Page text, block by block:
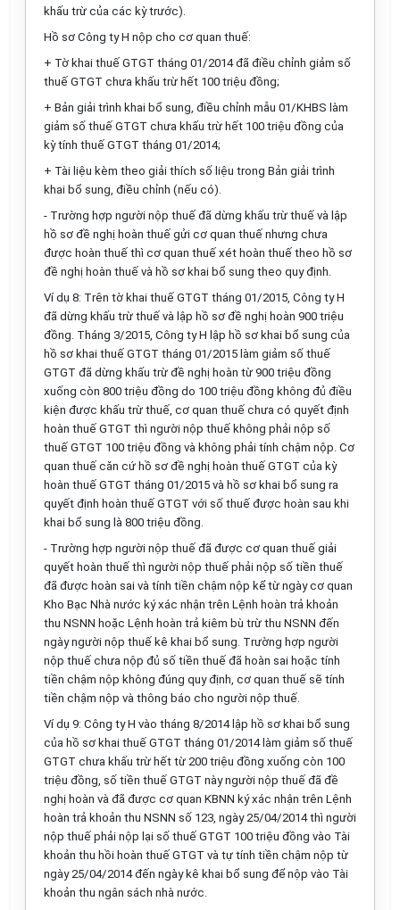
khấu trừ của các kỳ trước).
Hồ sơ Công ty H nộp cho cơ quan thuế:
+ Tờ khai thuế GTGT tháng 01/2014 đã điều chỉnh giảm số
thuế GTGT chưa khấu trừ hết 100 triệu đồng;
+ Bản giải trình khai bổ sung, điều chỉnh mẫu 01/KHBS làm
giảm số thuế GTGT chưa khấu trừ hết 100 triệu đồng của
kỳ tính thuế GTGT tháng 01/2014;
+ Tài liệu kèm theo giải thích số liệu trong Bản giải trình
khai bổ sung, điều chỉnh (nếu có).
- Trường hợp người nộp thuế đã dừng khấu trừ thuế và lập
hồ sơ đề nghị hoàn thuế gửi cơ quan thuế nhưng chưa
được hoàn thuế thì cơ quan thuế xét hoàn thuế theo hồ sơ
đề nghị hoàn thuế và hồ sơ khai bổ sung theo quy định.
Ví dụ 8: Trên tờ khai thuế GTGT tháng 01/2015, Công ty H
đã dừng khấu trừ thuế và lập hồ sơ đề nghị hoàn 900 triệu
đồng. Tháng 3/2015, Công ty H lập hồ sơ khai bổ sung của
hồ sơ khai thuế GTGT tháng 01/2015 làm giảm số thuế
GTGT đã dừng khấu trừ đề nghị hoàn từ 900 triệu đồng
xuống còn 800 triệu đồng do 100 triệu đồng không đủ điều
kiện được khấu trừ thuế, cơ quan thuế chưa có quyết định
hoàn thuế GTGT thì người nộp thuế không phải nộp số
thuế GTGT 100 triệu đồng và không phải tính chậm nộp. Cơ
quan thuế căn cứ hồ sơ đề nghị hoàn thuế GTGT của kỳ
hoàn thuế GTGT tháng 01/2015 và hồ sơ khai bổ sung ra
quyết định hoàn thuế GTGT với số thuế được hoàn sau khi
khai bổ sung là 800 triệu đồng.
- Trường hợp người nộp thuế đã được cơ quan thuế giải
quyết hoàn thuế thì người nộp thuế phải nộp số tiền thuế
đã được hoàn sai và tính tiền chậm nộp kể từ ngày cơ quan
Kho Bạc Nhà nước ký xác nhận trên Lệnh hoàn trả khoản
thu NSNN hoặc Lệnh hoàn trả kiêm bù trừ thu NSNN đến
ngày người nộp thuế kê khai bổ sung. Trường hợp người
nộp thuế chưa nộp đủ số tiền thuế đã hoàn sai hoặc tính
tiền chậm nộp không đúng quy định, cơ quan thuế sẽ tính
tiền chậm nộp và thông báo cho người nộp thuế.
Ví dụ 9: Công ty H vào tháng 8/2014 lập hồ sơ khai bổ sung
của hồ sơ khai thuế GTGT tháng 01/2014 làm giảm số thuế
GTGT chưa khấu trừ hết từ 200 triệu đồng xuống còn 100
triệu đồng, số tiền thuế GTGT này người nộp thuế đã đề
nghị hoàn và đã được cơ quan KBNN ký xác nhận trên Lệnh
hoàn trả khoản thu NSNN số 123, ngày 25/04/2014 thì người
nộp thuế phải nộp lại số thuế GTGT 100 triệu đồng vào Tài
khoản thu hồi hoàn thuế GTGT và tự tính tiền chậm nộp từ
ngày 25/04/2014 đến ngày kê khai bổ sung để nộp vào Tài
khoản thu ngân sách nhà nước.